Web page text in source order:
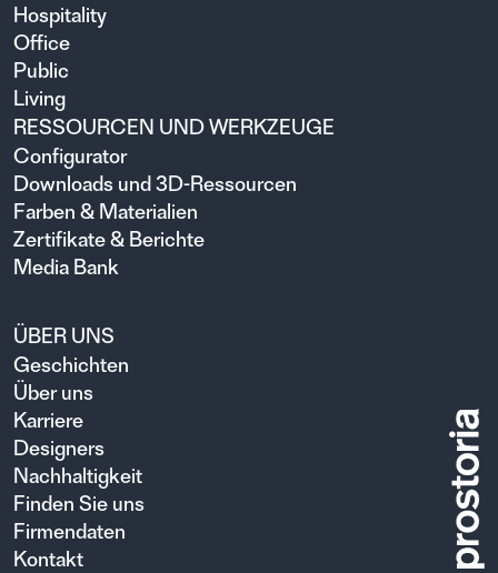
Hospitality
Office
Public
Living
RESSOURCEN UND WERKZEUGE
Configurator
Downloads und 3D-Ressourcen
Farben & Materialien
Zertifikate & Berichte
Media Bank
ÜBER UNS
Geschichten
Über uns
Karriere
Designers
Nachhaltigkeit
Finden Sie uns
Firmendaten
Kontakt